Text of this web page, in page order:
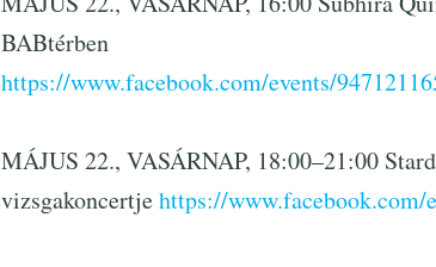
BABtérben
https://www.facebook.com/events/
MÁJUS 22., VASÁRNAP, 18:00–21:00
vizsgakoncertjehttps://www.facebook.com/